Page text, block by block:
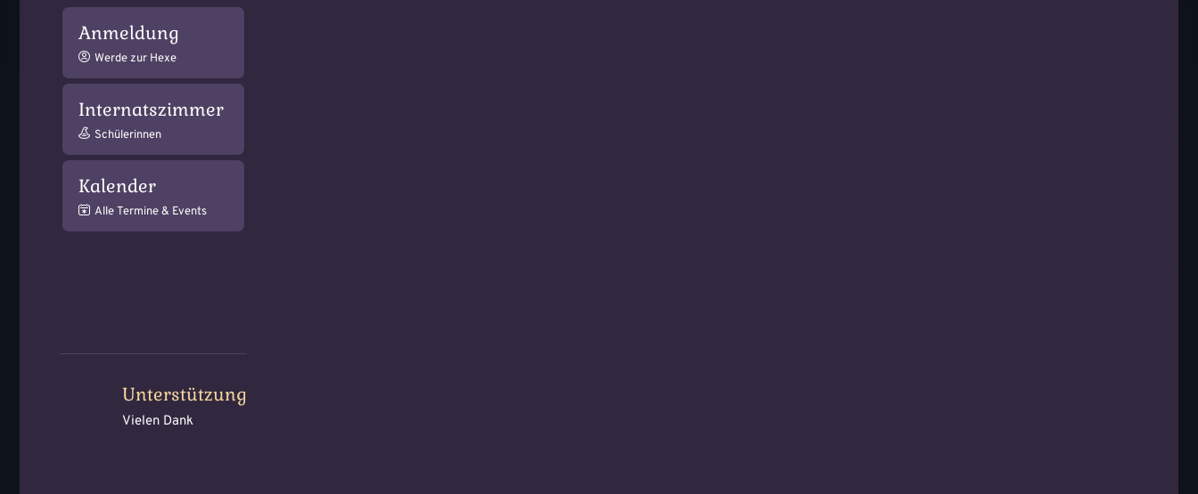
Anmeldung
Werde zur Hexe
Internatszimmer
Schülerinnen
Kalender
Alle Termine & Events
Unterstützung
Vielen Dank